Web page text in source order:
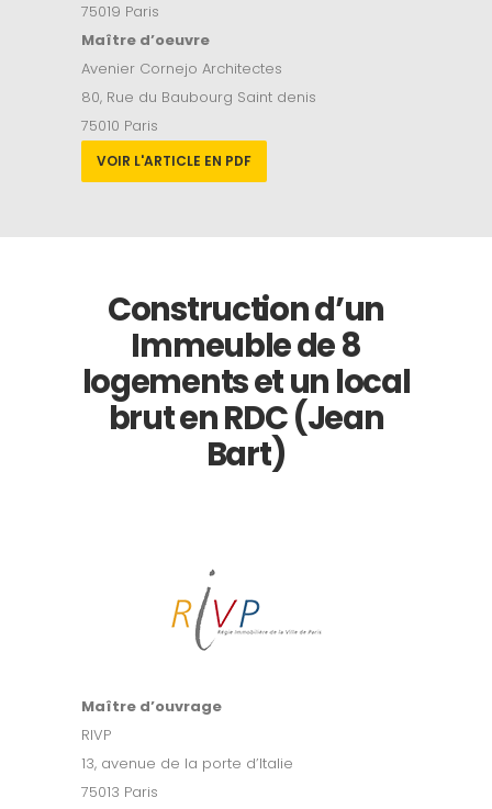
75019 Paris
Maître d’oeuvre
Avenier Cornejo Architectes
80, Rue du Baubourg Saint denis
75010 Paris
VOIR L'ARTICLE EN PDF
Construction d’un
Immeuble de 8
logements et un local
brut en RDC (Jean
Bart)
Maître d’ouvrage
RIVP
13, avenue de la porte d’Italie
75013 Paris